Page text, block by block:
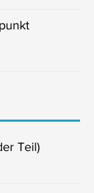
Teil)